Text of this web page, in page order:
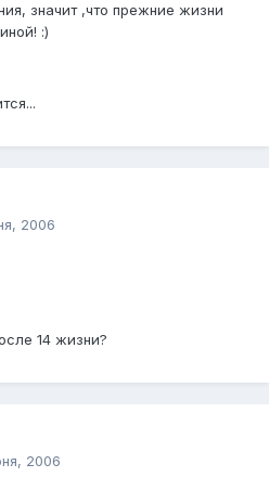
значит ,что прежние жизни
:)
2006
14 жизни?
2006